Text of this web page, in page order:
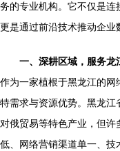
务的专业机构。它不仅是连
更是通过前沿技术推动企业
一、深耕区域，服务龙
作为一家植根于黑龙江的
特需求与资源优势。黑龙江
对俄贸易等特色产业，但许
低、网络营销渠道单一、